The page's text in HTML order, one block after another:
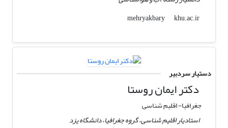
mehryakbary
khu.ac.ir
دستیار سردبیر
دکتر ایمان روستا
جغرافیا- اقلیم شناسی
استادیار اقلیم شناسی، گروه جغرافیا، دانشگاه یزد